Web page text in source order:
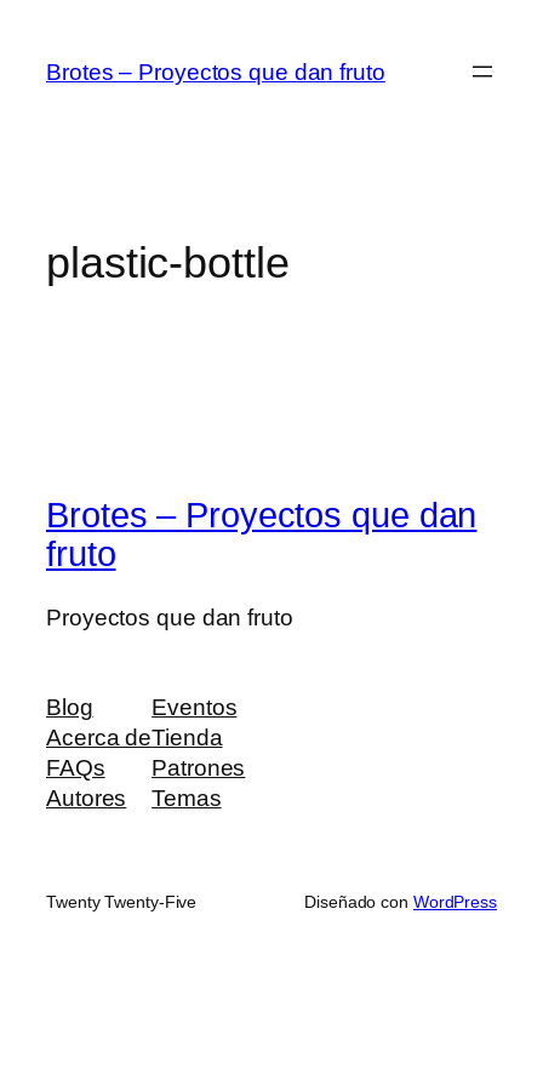
contenido
Brotes – Proyectos que dan fruto
plastic-bottle
Brotes – Proyectos que dan
fruto
Proyectos que dan fruto
Blog
Acerca de
FAQs
Autores
Eventos
Tienda
Patrones
Temas
Twenty Twenty-Five Diseñado con WordPress